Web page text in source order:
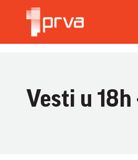
Vesti u